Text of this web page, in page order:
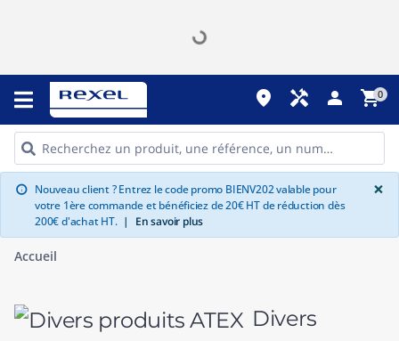
place handyman person shopping_cart0
info Nouveau client ? Entrez le code promo BIENV202 valable pour
votre 1ère commande et bénéficiez de 20€ HT de réduction dès
200€ d'achat HT. | En savoir plus
×
Accueil
Divers